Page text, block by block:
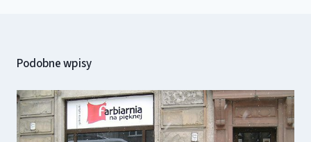
Podobne wpisy